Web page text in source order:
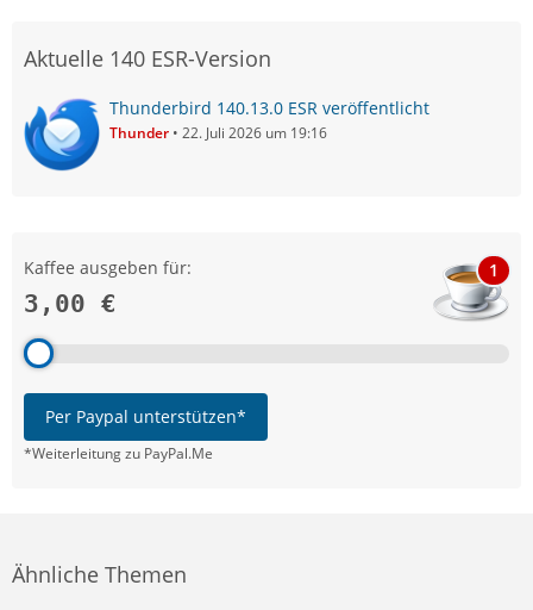
Aktuelle 140 ESR-Version
Thunderbird 140.13.0 ESR veröffentlicht
Thunder 22. Juli 2026 um 19:16
Kaffee ausgeben für:
3,00 €
1
Per Paypal unterstützen*
*Weiterleitung zu PayPal.Me
Ähnliche Themen